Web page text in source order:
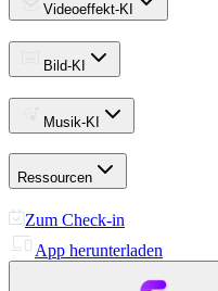
Videoeffekt-KI
Bild-KI
Musik-KI
Ressourcen
Zum Check-in
App herunterladen